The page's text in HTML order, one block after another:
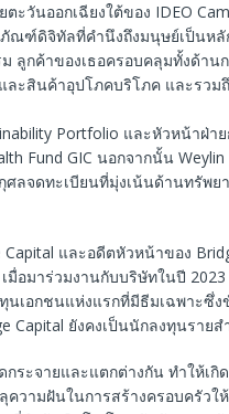
ตะวันออกเฉียงใต้ของ IDEO
ณฑ์ดิจิทัลที่คำนึงถึงมนุษย์เป็นห
ลูกค้าของเธอครอบคลุมทั้งด้าน
ละสินค้าอุปโภคบริโภค และรวม
Portfolio และหัวหน้าฝ่า
Fund GIC นอกจากนั้น
ศลจดทะเบียนที่มุ่งเน้นด้านทรัพย
และอดีตหัวหน้าของ
มื่อมาร่วมงานกับบริษัทในปี
นเอกชนแห่งแรกที่มีธีมเฉพาะซึ่
Capital ยังคงเป็นนักลงทุนราย
ระจายและแตกต่างกัน ทำให้เกิ
วามฝันในการสร้างครอบครัวให้